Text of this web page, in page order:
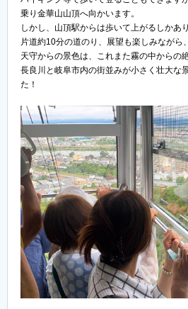
乗り金華山山頂へ向かいます。
しかし、山頂駅からは歩いて上がるしかあ
片道約10分の道のり、展望も楽しみながら
天守からの景色は、これまた霧の中からの絶
長良川と岐阜市内の街並みが小さく壮大な
た！